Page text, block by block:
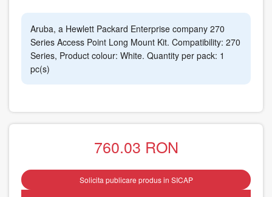
Aruba, a Hewlett Packard Enterprise company 270
Series Access Point Long Mount Kit. Compatibility: 270
Series, Product colour: White. Quantity per pack: 1
pc(s)
760.03 RON
Solicita publicare produs in SICAP